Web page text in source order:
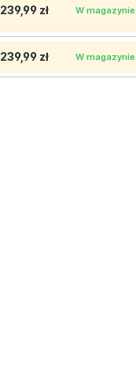
239,99 zł W magazynie
239,99 zł W magazynie